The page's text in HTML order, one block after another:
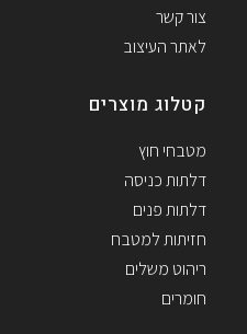
צור קשר
לאתר העיצוב
קטלוג מוצרים
מטבחי חוץ
דלתות כניסה
דלתות פנים
חזיתות למטבח
ריהוט משלים
חומרים